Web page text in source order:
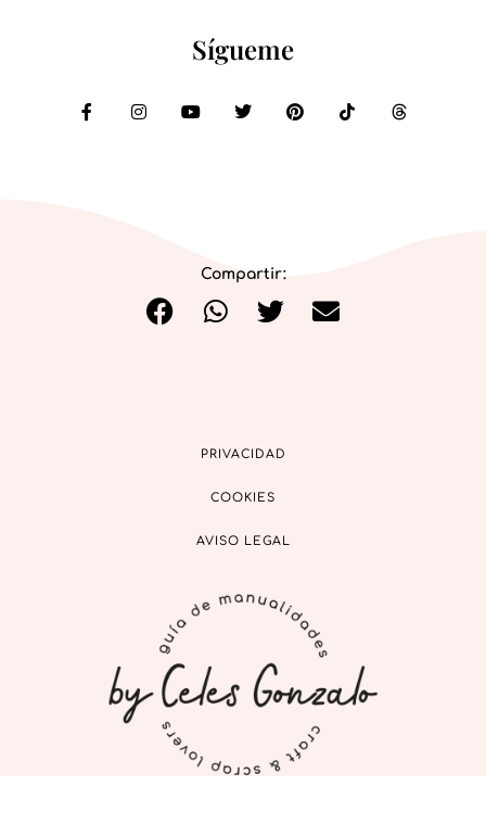
Sígueme
Compartir:
PRIVACIDAD
COOKIES
AVISO LEGAL